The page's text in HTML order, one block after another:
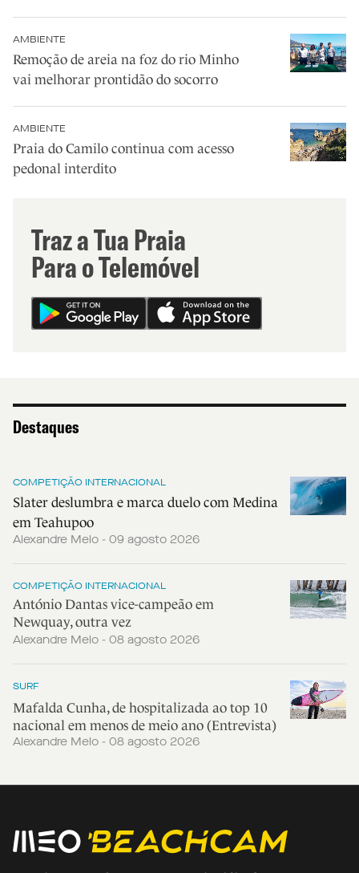
AMBIENTE
Remoção de areia na foz do rio Minho
vai melhorar prontidão do socorro
AMBIENTE
Praia do Camilo continua com acesso
pedonal interdito
Traz a Tua Praia
Para o Telemóvel
Destaques
COMPETIÇÃO INTERNACIONAL
Slater deslumbra e marca duelo com Medina
em Teahupoo
Alexandre Melo - 09 agosto 2026
COMPETIÇÃO INTERNACIONAL
António Dantas vice-campeão em
Newquay, outra vez
Alexandre Melo - 08 agosto 2026
SURF
Mafalda Cunha, de hospitalizada ao top 10
nacional em menos de meio ano (Entrevista)
Alexandre Melo - 08 agosto 2026